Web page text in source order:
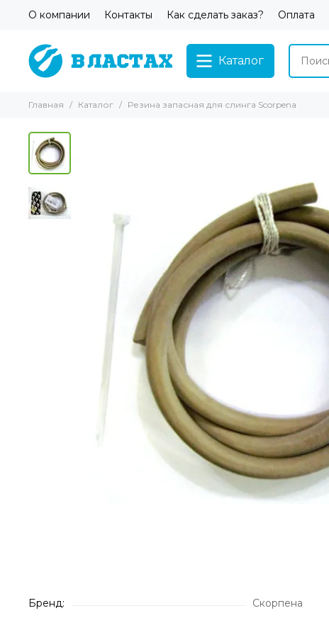
О компании Контакты Как сделать заказ? Оплата
Каталог
Главная Каталог Резина запасная для слинга Scorpena
Бренд: Скорпена